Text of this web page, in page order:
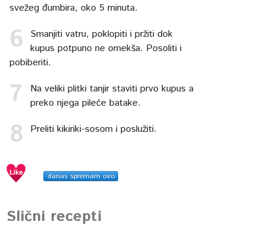
svežeg đumbira, oko 5 minuta.
Smanjiti vatru, poklopiti i pržiti dok
kupus potpuno ne omekša. Posoliti i
pobiberiti.
Na veliki plitki tanjir staviti prvo kupus a
preko njega pileće batake.
Preliti kikiriki-sosom i poslužiti.
danas spremam ovo
Slični recepti